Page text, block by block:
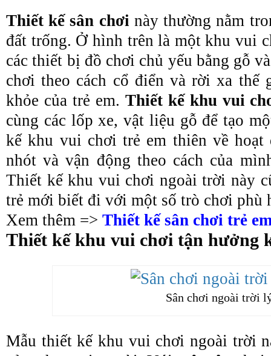
Thiết kế sân chơinày thường nằm
đất trống. Ở hình trên là một khu vui
các thiết bị đồ chơi chủ yếu bằng gỗ
chơi theo cách cổ điển và rời xa thế
khỏe của trẻ em. Thiết kế khu vui
cùng các lốp xe, vật liệu gỗ để tạo
kế khu vui chơi trẻ em thiên về
nhót và vận động theo cách của
Thiết kế khu vui chơi ngoài trời này
trẻ mới biết đi với một số trò chơi phù
Xem thêm => Thiết kế sân chơi trẻ
Thiết kế khu vui chơi tận hưởng
Sân chơi ngoài trời
Mẫu thiết kế khu vui chơi ngoài trời